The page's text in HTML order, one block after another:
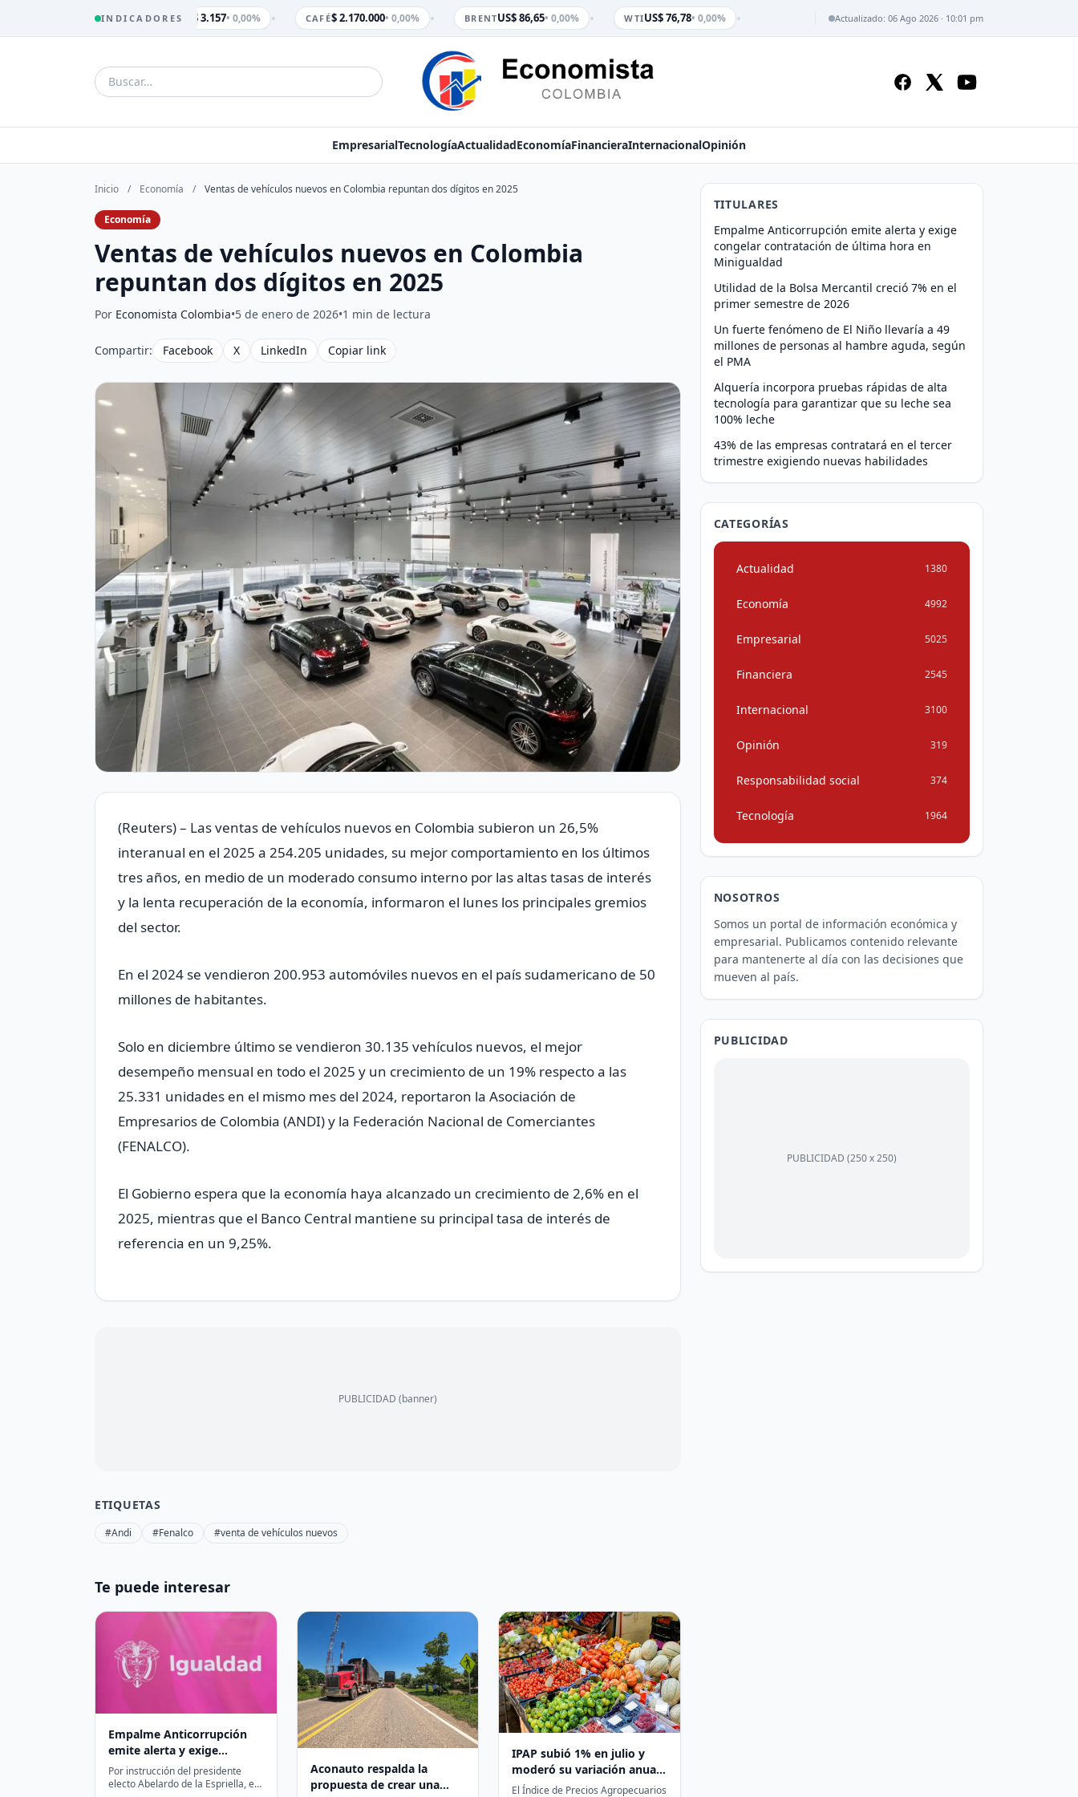
INDICADORES
TRM $ 3.157• 0,00% CAFÉ $ 2.170.000• 0,00% BRENTUS$ 86,65• 0,00% WTIUS$ 76,78• 0,00% Actualizado: 06 Ago 2026 · 10:01 pm
EmpresarialTecnologíaActualidadEconomíaFinancieraInternacionalOpinión
Inicio / Economía / Ventas de vehículos nuevos en Colombia repuntan dos dígitos en 2025
Economía
Ventas de vehículos nuevos en Colombia
repuntan dos dígitos en 2025
Por Economista Colombia•5 de enero de 2026•1 min de lectura
Compartir: Facebook X LinkedIn Copiar link
(Reuters) – Las ventas de vehículos nuevos en Colombia subieron ​un 26,5%
interanual en el ‌2025 a 254.205 unidades, su mejor comportamiento en ‌los últimos
tres años, en medio de un moderado consumo interno por las altas tasas de interés
y la ⁠lenta recuperación de ‌la economía, informaron el lunes los principales gremios
del sector.
En ‍el 2024 se vendieron 200.953 automóviles nuevos en el país sudamericano de 50
millones ​de habitantes.
Solo en diciembre último se ‌vendieron 30.135 vehículos nuevos, el mejor
desempeño mensual en todo el 2025 y un crecimiento de un 19% respecto a las
25.331 unidades en el ⁠mismo mes del 2024, ​reportaron la Asociación de ​
Empresarios de Colombia (ANDI) y la Federación Nacional de Comerciantes
(FENALCO).
El Gobierno espera ‍que la ⁠economía haya alcanzado un crecimiento de 2,6% en el
2025, mientras que ⁠el Banco Central mantiene su principal tasa ‌de interés de
referencia en un ‌9,25%.
PUBLICIDAD (banner)
ETIQUETAS
#Andi #Fenalco #venta de vehículos nuevos
Te puede interesar
Empalme Anticorrupción
emite alerta y exige
congelar contratación de
última hora en Minigualdad
Por instrucción del presidente
electo Abelardo de la Espriella, el
Aconauto respalda la
propuesta de crear una
IPAP subió 1% en julio y
moderó su variación anual
a 8,3%
El Índice de Precios Agropecuarios
TITULARES
Empalme Anticorrupción emite alerta y exige
congelar contratación de última hora en
Minigualdad
Utilidad de la Bolsa Mercantil creció 7% en el
primer semestre de 2026
Un fuerte fenómeno de El Niño llevaría a 49
millones de personas al hambre aguda, según
el PMA
Alquería incorpora pruebas rápidas de alta
tecnología para garantizar que su leche sea
100% leche
43% de las empresas contratará en el tercer
trimestre exigiendo nuevas habilidades
CATEGORÍAS
Actualidad 1380
Economía 4992
Empresarial 5025
Financiera 2545
Internacional 3100
Opinión 319
Responsabilidad social 374
Tecnología 1964
NOSOTROS
Somos un portal de información económica y
empresarial. Publicamos contenido relevante
para mantenerte al día con las decisiones que
mueven al país.
PUBLICIDAD
PUBLICIDAD (250 x 250)